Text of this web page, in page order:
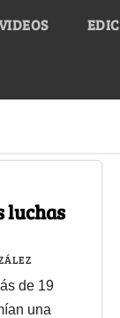
luchas
de 19
una